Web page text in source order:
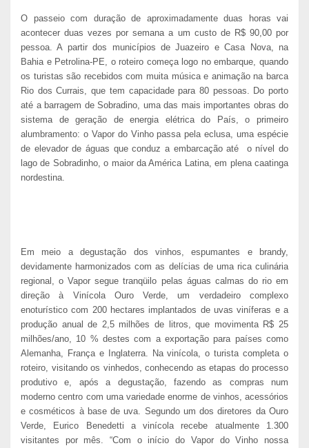
O passeio com duração de aproximadamente duas horas vai
acontecer duas vezes por semana a um custo de R$ 90,00 por
pessoa. A partir dos municípios de Juazeiro e Casa Nova, na
Bahia e Petrolina-PE, o roteiro começa logo no embarque, quando
os turistas são recebidos com muita música e animação na barca
Rio dos Currais, que tem capacidade para 80 pessoas. Do porto
até a barragem de Sobradino, uma das mais importantes obras do
sistema de geração de energia elétrica do País, o primeiro
alumbramento: o Vapor do Vinho passa pela eclusa, uma espécie
de elevador de águas que conduz a embarcação até
o nível do
lago de Sobradinho, o maior da América Latina, em plena caatinga
nordestina.
Em meio a degustação dos vinhos, espumantes e brandy,
devidamente harmonizados com as delícias de uma rica culinária
regional, o Vapor segue tranqüilo pelas águas calmas do rio em
direção à Vinícola Ouro Verde, um verdadeiro complexo
enoturístico com 200 hectares implantados de uvas viníferas e a
produção anual de 2,5 milhões de litros, que movimenta R$ 25
milhões/ano, 10 % destes com a exportação para países como
Alemanha, França e Inglaterra. Na vinícola, o turista completa o
roteiro, visitando os vinhedos, conhecendo as etapas do processo
produtivo e, após a degustação, fazendo as compras num
moderno centro com uma variedade enorme de vinhos, acessórios
e cosméticos à base de uva. Segundo um dos diretores da Ouro
Verde, Eurico Benedetti a vinícola recebe atualmente 1.300
visitantes por mês. “Com o início do Vapor do Vinho nossa